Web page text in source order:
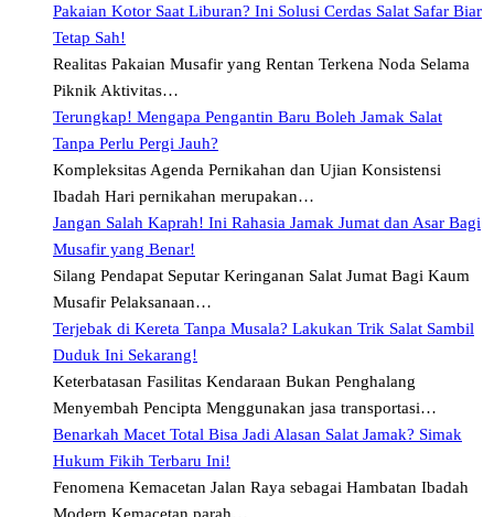
Pakaian Kotor Saat Liburan? Ini Solusi Cerdas Salat Safar Biar
Tetap Sah!
Realitas Pakaian Musafir yang Rentan Terkena Noda Selama
Piknik Aktivitas…
Terungkap! Mengapa Pengantin Baru Boleh Jamak Salat
Tanpa Perlu Pergi Jauh?
Kompleksitas Agenda Pernikahan dan Ujian Konsistensi
Ibadah Hari pernikahan merupakan…
Jangan Salah Kaprah! Ini Rahasia Jamak Jumat dan Asar Bagi
Musafir yang Benar!
Silang Pendapat Seputar Keringanan Salat Jumat Bagi Kaum
Musafir Pelaksanaan…
Terjebak di Kereta Tanpa Musala? Lakukan Trik Salat Sambil
Duduk Ini Sekarang!
Keterbatasan Fasilitas Kendaraan Bukan Penghalang
Menyembah Pencipta Menggunakan jasa transportasi…
Benarkah Macet Total Bisa Jadi Alasan Salat Jamak? Simak
Hukum Fikih Terbaru Ini!
Fenomena Kemacetan Jalan Raya sebagai Hambatan Ibadah
Modern Kemacetan parah…